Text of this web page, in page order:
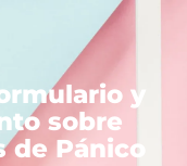
y
sobre
de Pánico